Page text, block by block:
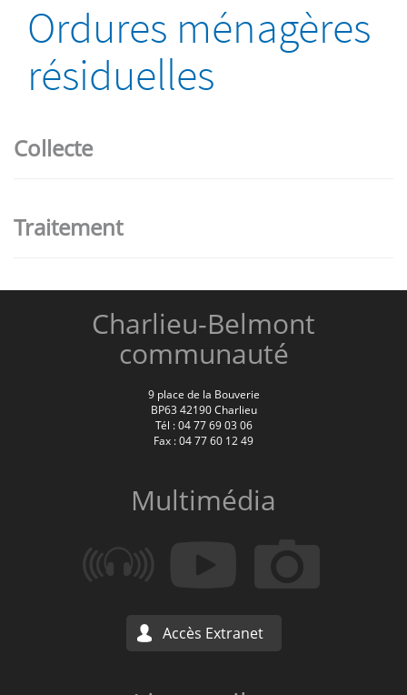
Ordures ménagères
résiduelles
Collecte
Traitement
Charlieu-Belmont
communauté
9 place de la Bouverie
BP63 42190 Charlieu
Tél : 04 77 69 03 06
Fax : 04 77 60 12 49
Multimédia
Accès Extranet